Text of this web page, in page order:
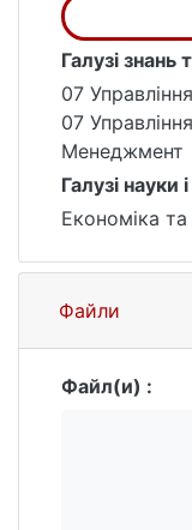
збутовою
та
«ДКЗ»;
проведено
збутової
збутової
Галузі знань
07
07
Менеджмент
Галузі науки
Економіка та
Файли
Файл(и) :